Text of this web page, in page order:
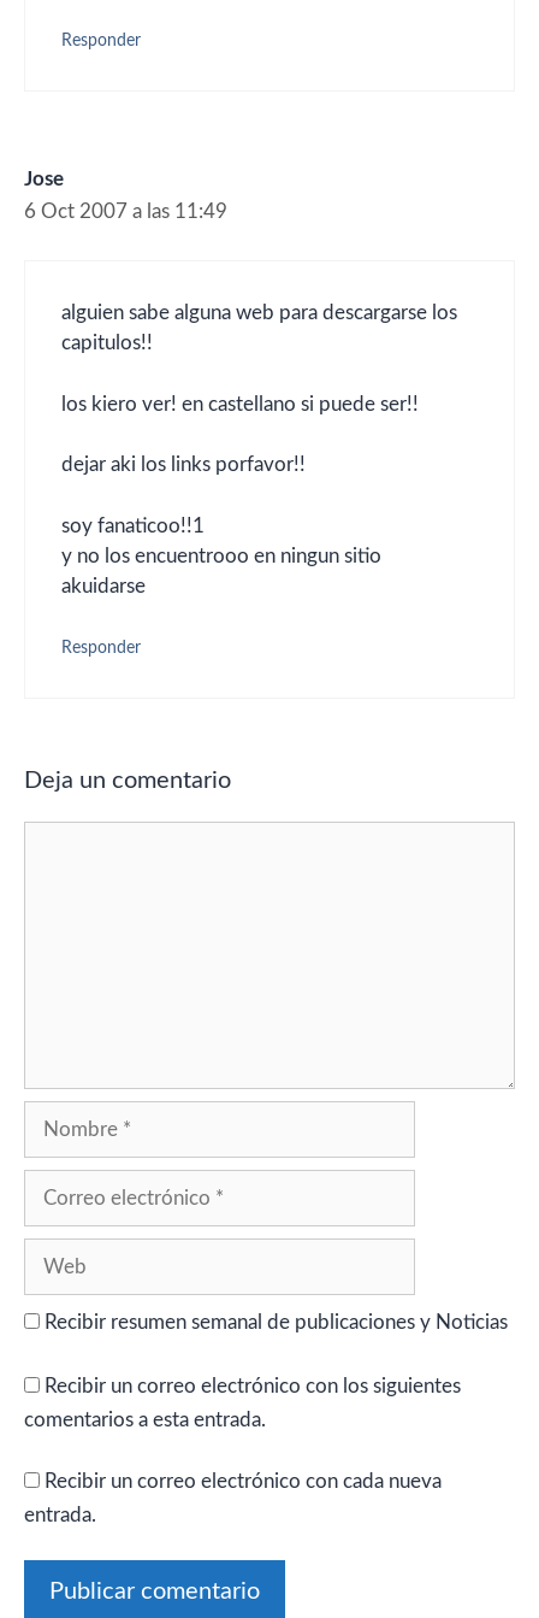
Responder
Jose
6 Oct 2007 a las 11:49
alguien sabe alguna web para descargarse los
capitulos!!
los kiero ver! en castellano si puede ser!!
dejar aki los links porfavor!!
soy fanaticoo!!1
y no los encuentrooo en ningun sitio
akuidarse
Responder
Deja un comentario
Recibir resumen semanal de publicaciones y Noticias
Recibir un correo electrónico con los siguientes
comentarios a esta entrada.
Recibir un correo electrónico con cada nueva
entrada.